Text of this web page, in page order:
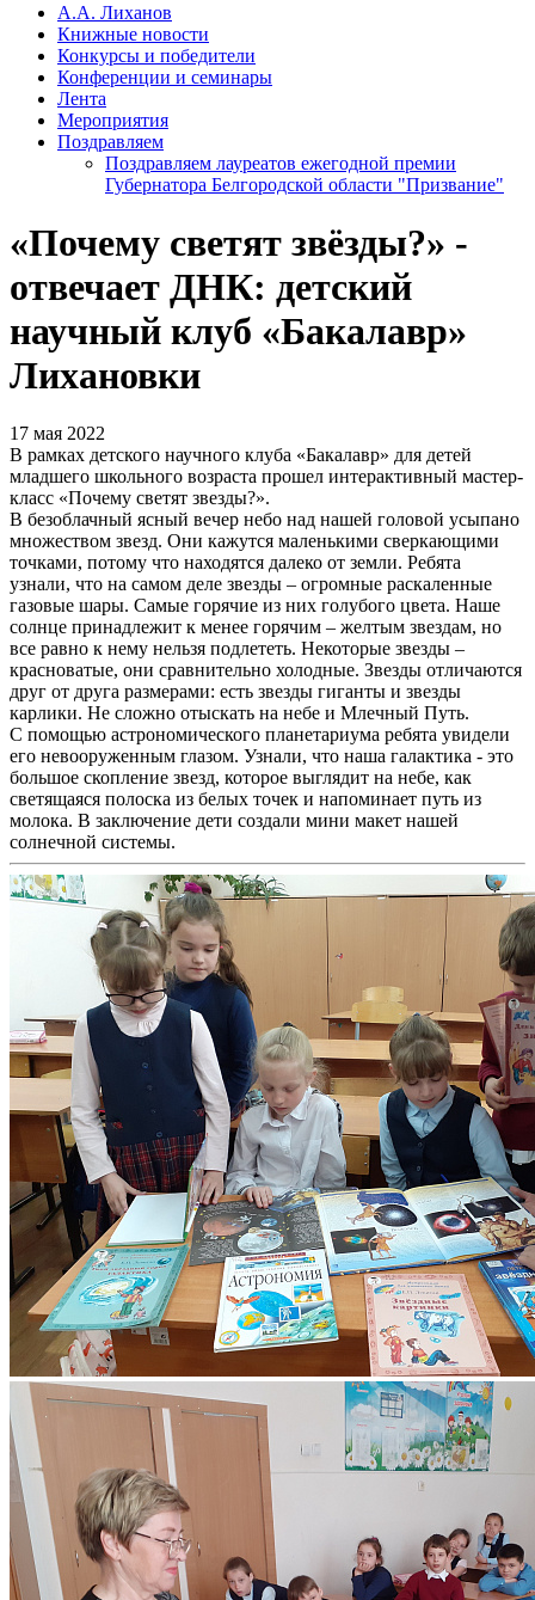
А.А. Лиханов
Книжные новости
Конкурсы и победители
Конференции и семинары
Лента
Мероприятия
Поздравляем
Поздравляем лауреатов ежегодной премии
Губернатора Белгородской области "Призвание"
«Почему светят звёзды?» -
отвечает ДНК: детский
научный клуб «Бакалавр»
Лихановки
17 мая 2022
В рамках детского научного клуба «Бакалавр» для детей
младшего школьного возраста прошел интерактивный мастер-
класс «Почему светят звезды?».
В безоблачный ясный вечер небо над нашей головой усыпано
множеством звезд. Они кажутся маленькими сверкающими
точками, потому что находятся далеко от земли. Ребята
узнали, что на самом деле звезды – огромные раскаленные
газовые шары. Самые горячие из них голубого цвета. Наше
солнце принадлежит к менее горячим – желтым звездам, но
все равно к нему нельзя подлететь. Некоторые звезды –
красноватые, они сравнительно холодные. Звезды отличаются
друг от друга размерами: есть звезды гиганты и звезды
карлики. Не сложно отыскать на небе и Млечный Путь.
С помощью астрономического планетариума ребята увидели
его невооруженным глазом. Узнали, что наша галактика - это
большое скопление звезд, которое выглядит на небе, как
светящаяся полоска из белых точек и напоминает путь из
молока. В заключение дети создали мини макет нашей
солнечной системы.